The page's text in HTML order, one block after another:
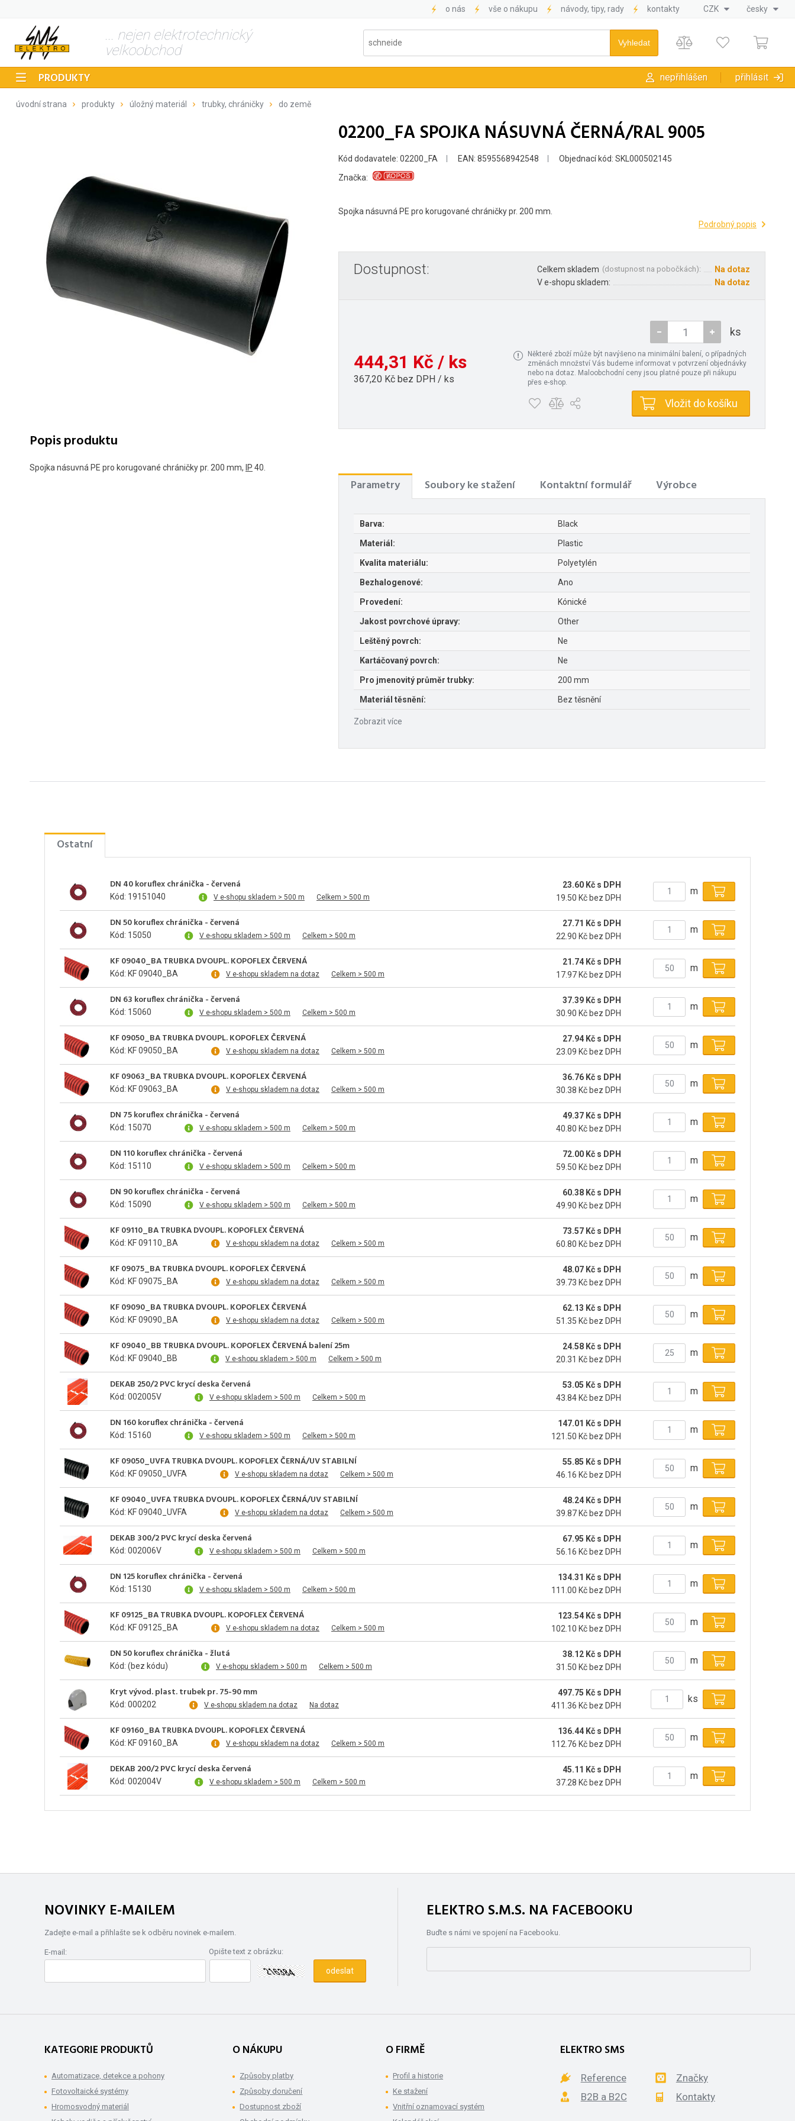
o nás vše o nákupu návody, tipy, rady kontakty CZK česky
... nejen elektrotechnický
velkoobchod
PRODUKTY nepřihlášen přihlásit
úvodní strana produkty úložný materiál trubky, chráničky do země
Popis produktu
Spojka násuvná PE pro korugované chráničky pr. 200 mm, IP 40.
02200_FA SPOJKA NÁSUVNÁ ČERNÁ/RAL 9005
Kód dodavatele: 02200_FA EAN: 8595568942548 Objednací kód: SKL000502145
Značka:
Spojka násuvná PE pro korugované chráničky pr. 200 mm.
Podrobný popis
Dostupnost: Celkem skladem (dostupnost na pobočkách):
Na dotaz
V e-shopu skladem:
Na dotaz
444,31 Kč / ks
367,20 Kč bez DPH / ks
ks
Některé zboží může být navýšeno na minimální balení, o případných
změnách množství Vás budeme informovat v potvrzení objednávky
nebo na dotaz. Maloobchodní ceny jsou platné pouze při nákupu
přes e-shop.
Vložit do košíku
Parametry Soubory ke stažení Kontaktní formulář Výrobce
Barva: Black
Materiál: Plastic
Kvalita materiálu: Polyetylén
Bezhalogenové: Ano
Provedení: Kónické
Jakost povrchové úpravy: Other
Leštěný povrch: Ne
Kartáčovaný povrch: Ne
Pro jmenovitý průměr trubky: 200 mm
Materiál těsnění: Bez těsnění
Zobrazit více
Ostatní
DN 40 koruflex chránička - červená
Kód: 19151040 V e-shopu skladem > 500 m Celkem > 500 m
23.60 Kč s DPH
19.50 Kč bez DPH
m
DN 50 koruflex chránička - červená
Kód: 15050 V e-shopu skladem > 500 m Celkem > 500 m
27.71 Kč s DPH
22.90 Kč bez DPH
m
KF 09040_BA TRUBKA DVOUPL. KOPOFLEX ČERVENÁ
Kód: KF 09040_BA V e-shopu skladem na dotaz Celkem > 500 m
21.74 Kč s DPH
17.97 Kč bez DPH
m
DN 63 koruflex chránička - červená
Kód: 15060 V e-shopu skladem > 500 m Celkem > 500 m
37.39 Kč s DPH
30.90 Kč bez DPH
m
KF 09050_BA TRUBKA DVOUPL. KOPOFLEX ČERVENÁ
Kód: KF 09050_BA V e-shopu skladem na dotaz Celkem > 500 m
27.94 Kč s DPH
23.09 Kč bez DPH
m
KF 09063_BA TRUBKA DVOUPL. KOPOFLEX ČERVENÁ
Kód: KF 09063_BA V e-shopu skladem na dotaz Celkem > 500 m
36.76 Kč s DPH
30.38 Kč bez DPH
m
DN 75 koruflex chránička - červená
Kód: 15070 V e-shopu skladem > 500 m Celkem > 500 m
49.37 Kč s DPH
40.80 Kč bez DPH
m
DN 110 koruflex chránička - červená
Kód: 15110 V e-shopu skladem > 500 m Celkem > 500 m
72.00 Kč s DPH
59.50 Kč bez DPH
m
DN 90 koruflex chránička - červená
Kód: 15090 V e-shopu skladem > 500 m Celkem > 500 m
60.38 Kč s DPH
49.90 Kč bez DPH
m
KF 09110_BA TRUBKA DVOUPL. KOPOFLEX ČERVENÁ
Kód: KF 09110_BA V e-shopu skladem na dotaz Celkem > 500 m
73.57 Kč s DPH
60.80 Kč bez DPH
m
KF 09075_BA TRUBKA DVOUPL. KOPOFLEX ČERVENÁ
Kód: KF 09075_BA V e-shopu skladem na dotaz Celkem > 500 m
48.07 Kč s DPH
39.73 Kč bez DPH
m
KF 09090_BA TRUBKA DVOUPL. KOPOFLEX ČERVENÁ
Kód: KF 09090_BA V e-shopu skladem na dotaz Celkem > 500 m
62.13 Kč s DPH
51.35 Kč bez DPH
m
KF 09040_BB TRUBKA DVOUPL. KOPOFLEX ČERVENÁ balení 25m
Kód: KF 09040_BB V e-shopu skladem > 500 m Celkem > 500 m
24.58 Kč s DPH
20.31 Kč bez DPH
m
DEKAB 250/2 PVC krycí deska červená
Kód: 002005V V e-shopu skladem > 500 m Celkem > 500 m
53.05 Kč s DPH
43.84 Kč bez DPH
m
DN 160 koruflex chránička - červená
Kód: 15160 V e-shopu skladem > 500 m Celkem > 500 m
147.01 Kč s DPH
121.50 Kč bez DPH
m
KF 09050_UVFA TRUBKA DVOUPL. KOPOFLEX ČERNÁ/UV STABILNÍ
Kód: KF 09050_UVFA V e-shopu skladem na dotaz Celkem > 500 m
55.85 Kč s DPH
46.16 Kč bez DPH
m
KF 09040_UVFA TRUBKA DVOUPL. KOPOFLEX ČERNÁ/UV STABILNÍ
Kód: KF 09040_UVFA V e-shopu skladem na dotaz Celkem > 500 m
48.24 Kč s DPH
39.87 Kč bez DPH
m
DEKAB 300/2 PVC krycí deska červená
Kód: 002006V V e-shopu skladem > 500 m Celkem > 500 m
67.95 Kč s DPH
56.16 Kč bez DPH
m
DN 125 koruflex chránička - červená
Kód: 15130 V e-shopu skladem > 500 m Celkem > 500 m
134.31 Kč s DPH
111.00 Kč bez DPH
m
KF 09125_BA TRUBKA DVOUPL. KOPOFLEX ČERVENÁ
Kód: KF 09125_BA V e-shopu skladem na dotaz Celkem > 500 m
123.54 Kč s DPH
102.10 Kč bez DPH
m
DN 50 koruflex chránička - žlutá
Kód: (bez kódu) V e-shopu skladem > 500 m Celkem > 500 m
38.12 Kč s DPH
31.50 Kč bez DPH
m
Kryt vývod. plast. trubek pr. 75-90 mm
Kód: 000202 V e-shopu skladem na dotaz Na dotaz
497.75 Kč s DPH
411.36 Kč bez DPH
ks
KF 09160_BA TRUBKA DVOUPL. KOPOFLEX ČERVENÁ
Kód: KF 09160_BA V e-shopu skladem na dotaz Celkem > 500 m
136.44 Kč s DPH
112.76 Kč bez DPH
m
DEKAB 200/2 PVC krycí deska červená
Kód: 002004V V e-shopu skladem > 500 m Celkem > 500 m
45.11 Kč s DPH
37.28 Kč bez DPH
m
NOVINKY E-MAILEM
Zadejte e-mail a přihlašte se k odběru novinek e-mailem.
E-mail: Opište text z obrázku:
ELEKTRO S.M.S. NA FACEBOOKU
Buďte s námi ve spojení na Facebooku.
KATEGORIE PRODUKTŮ
Automatizace, detekce a pohony
Fotovoltaické systémy
Hromosvodný materiál
O NÁKUPU
Způsoby platby
Způsoby doručení
Dostupnost zboží
O FIRMĚ
Profil a historie
Ke stažení
Vnitřní oznamovací systém
ELEKTRO SMS
Reference
Značky
B2B a B2C
Kontakty